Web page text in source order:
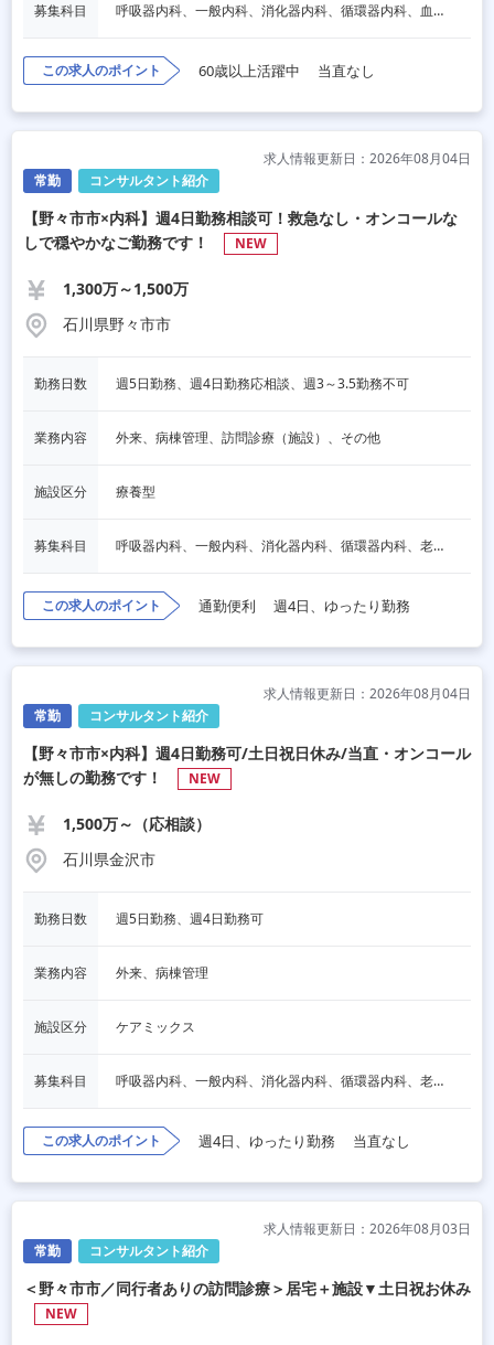
募集科目 呼吸器内科、一般内科、消化器内科、循環器内科、血液内科、脳神経内科、内分泌内科、老人内科、脳神経外科、整形外科、リハビリテーション科、泌尿器科、人工透析、麻酔科、人間ドック・検診
この求人のポイント 60歳以上活躍中 当直なし
常勤 コンサルタント紹介
求人情報更新日：2026年08月04日
【野々市市×内科】週4日勤務相談可！救急なし・オンコールな
しで穏やかなご勤務です！
NEW
1,300万～1,500万
石川県野々市市
勤務日数 週5日勤務、週4日勤務応相談、週3～3.5勤務不可
業務内容 外来、病棟管理、訪問診療（施設）、その他
施設区分 療養型
募集科目 呼吸器内科、一般内科、消化器内科、循環器内科、老人内科
この求人のポイント 通勤便利 週4日、ゆったり勤務
常勤 コンサルタント紹介
求人情報更新日：2026年08月04日
【野々市市×内科】週4日勤務可/土日祝日休み/当直・オンコール
が無しの勤務です！
NEW
1,500万～（応相談）
石川県金沢市
勤務日数 週5日勤務、週4日勤務可
業務内容 外来、病棟管理
施設区分 ケアミックス
募集科目 呼吸器内科、一般内科、消化器内科、循環器内科、老人内科
この求人のポイント 週4日、ゆったり勤務 当直なし
常勤 コンサルタント紹介
求人情報更新日：2026年08月03日
＜野々市市／同行者ありの訪問診療＞居宅＋施設▼土日祝お休み
NEW